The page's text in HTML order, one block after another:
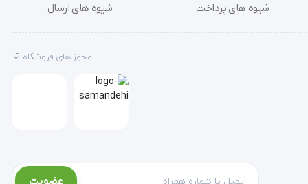
شیوه های پرداخت
شیوه های ارسال
مجوز های فروشگاه
عضویت